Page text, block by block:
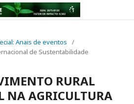
Anais de eventos
/
de Sustentabilidade
RURAL
NA AGRICULTURA